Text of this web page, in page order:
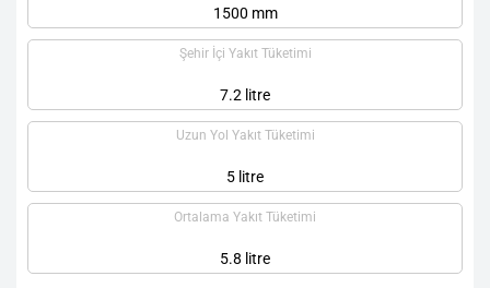
1500 mm
Şehir İçi Yakıt Tüketimi
7.2 litre
Uzun Yol Yakıt Tüketimi
5 litre
Ortalama Yakıt Tüketimi
5.8 litre